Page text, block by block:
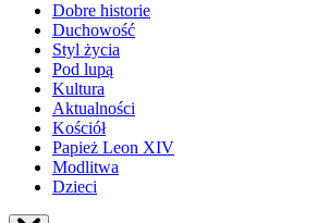
Dobre historie
Duchowość
Styl życia
Pod lupą
Kultura
Aktualności
Kościół
Papież Leon XIV
Modlitwa
Dzieci